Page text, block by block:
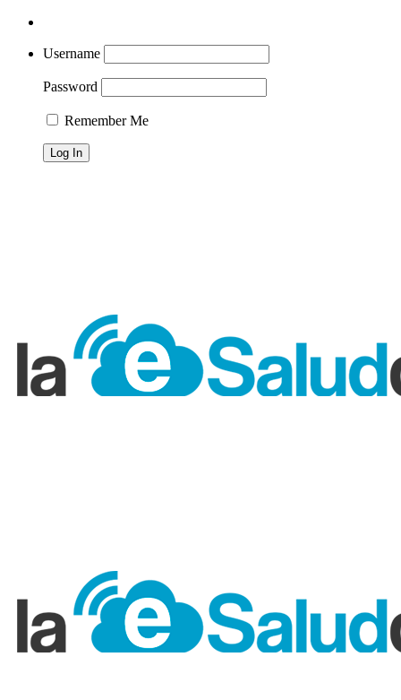
Username
Password
Remember Me